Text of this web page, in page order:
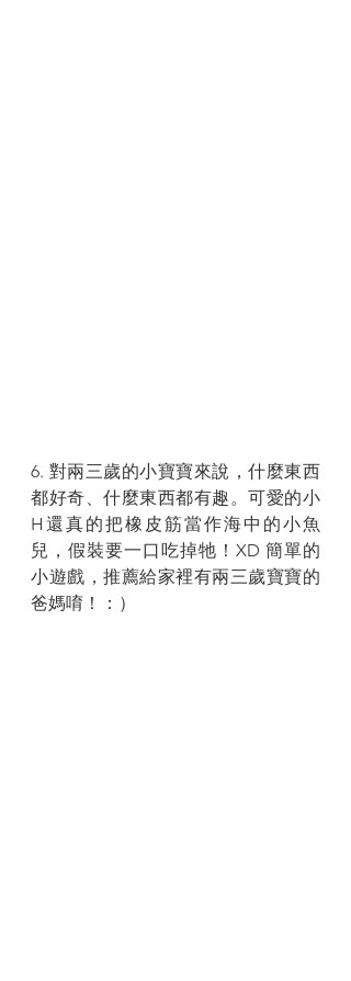
6. 對兩三歲的小寶寶來說，什麼東西
都好奇、什麼東西都有趣。可愛的小
H還真的把橡皮筋當作海中的小魚
兒，假裝要一口吃掉牠！XD 簡單的
小遊戲，推薦給家裡有兩三歲寶寶的
爸媽唷！：）